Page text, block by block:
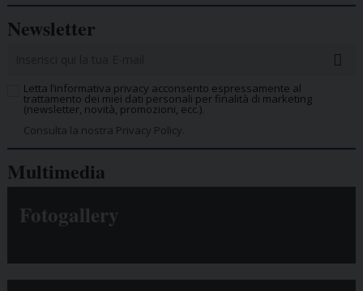
Newsletter
Letta l’informativa privacy acconsento espressamente al
trattamento dei miei dati personali per finalità di marketing
(newsletter, novità, promozioni, ecc.).
Consulta la nostra Privacy Policy.
Multimedia
Fotogallery